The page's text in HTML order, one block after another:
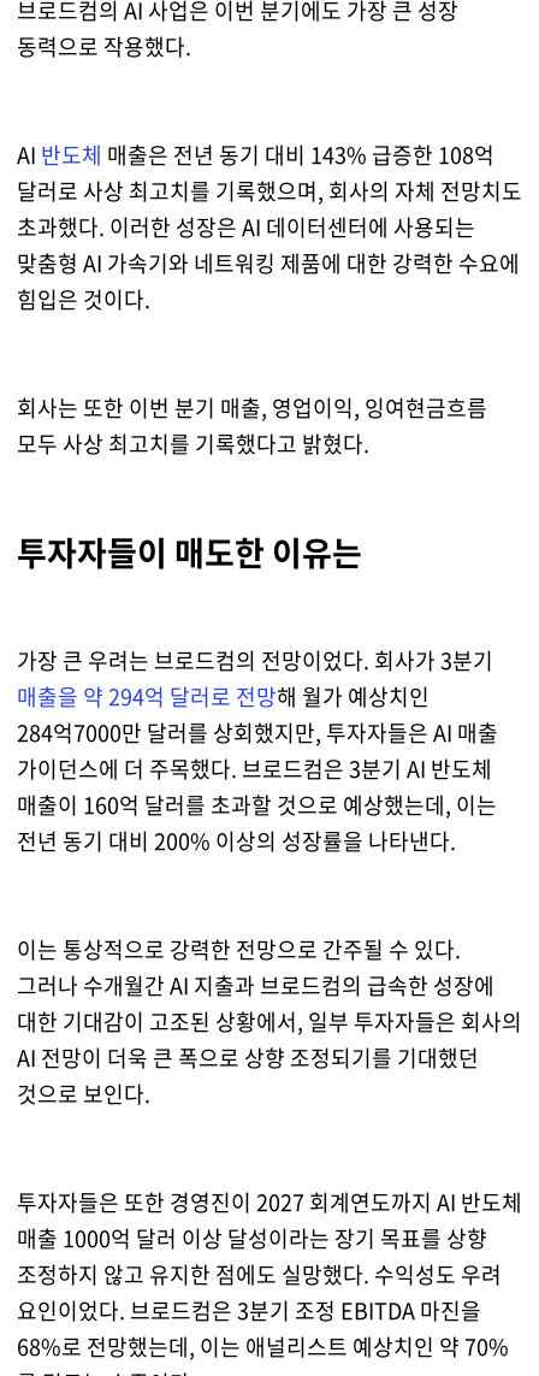
브로드컴의 AI 사업은 이번 분기에도 가장 큰 성장
동력으로 작용했다.
AI 반도체 매출은 전년 동기 대비 143% 급증한 108억
달러로 사상 최고치를 기록했으며, 회사의 자체 전망치도
초과했다. 이러한 성장은 AI 데이터센터에 사용되는
맞춤형 AI 가속기와 네트워킹 제품에 대한 강력한 수요에
힘입은 것이다.
회사는 또한 이번 분기 매출, 영업이익, 잉여현금흐름
모두 사상 최고치를 기록했다고 밝혔다.
투자자들이 매도한 이유는
가장 큰 우려는 브로드컴의 전망이었다. 회사가 3분기
매출을 약 294억 달러로 전망해 월가 예상치인
284억7000만 달러를 상회했지만, 투자자들은 AI 매출
가이던스에 더 주목했다. 브로드컴은 3분기 AI 반도체
매출이 160억 달러를 초과할 것으로 예상했는데, 이는
전년 동기 대비 200% 이상의 성장률을 나타낸다.
이는 통상적으로 강력한 전망으로 간주될 수 있다.
그러나 수개월간 AI 지출과 브로드컴의 급속한 성장에
대한 기대감이 고조된 상황에서, 일부 투자자들은 회사의
AI 전망이 더욱 큰 폭으로 상향 조정되기를 기대했던
것으로 보인다.
투자자들은 또한 경영진이 2027 회계연도까지 AI 반도체
매출 1000억 달러 이상 달성이라는 장기 목표를 상향
조정하지 않고 유지한 점에도 실망했다. 수익성도 우려
요인이었다. 브로드컴은 3분기 조정 EBITDA 마진을
68%로 전망했는데, 이는 애널리스트 예상치인 약 70%